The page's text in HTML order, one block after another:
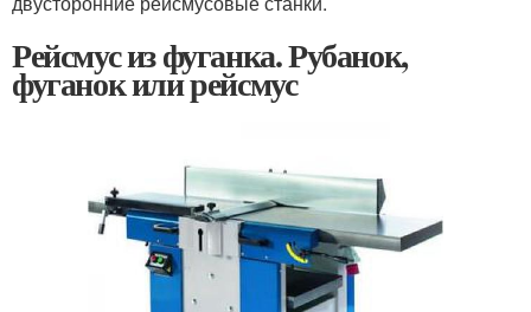
Рейсмус из фуганка. Рубанок,
фуганок или рейсмус